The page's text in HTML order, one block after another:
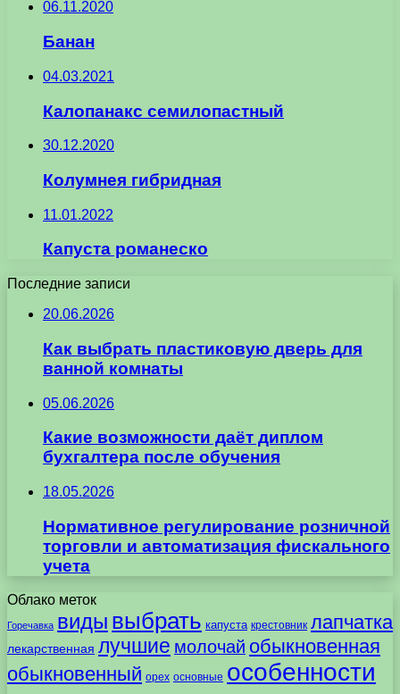
06.11.2020
Банан
04.03.2021
Калопанакс семилопастный
30.12.2020
Колумнея гибридная
11.01.2022
Капуста романеско
Последние записи
20.06.2026
Как выбрать пластиковую дверь для
ванной комнаты
05.06.2026
Какие возможности даёт диплом
бухгалтера после обучения
18.05.2026
Нормативное регулирование розничной
торговли и автоматизация фискального
учета
Облако меток
Горечавка виды выбрать капуста крестовник лапчатка
лекарственная лучшие молочай обыкновенная
обыкновенный орех основные особенности